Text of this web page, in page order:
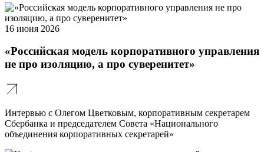
16 июня 2026
«Российская модель корпоративного управления
не про изоляцию, а про суверенитет»
Интервью с Олегом Цветковым, корпоративным секретарем
Сбербанка и председателем Совета «Национального
объединения корпоративных секретарей»